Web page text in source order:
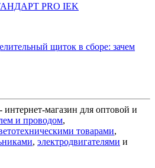
PRO IEK
щиток в сборе: зачем
магазин для оптовой и
и проводом,
товарами,
, электродвигателями и